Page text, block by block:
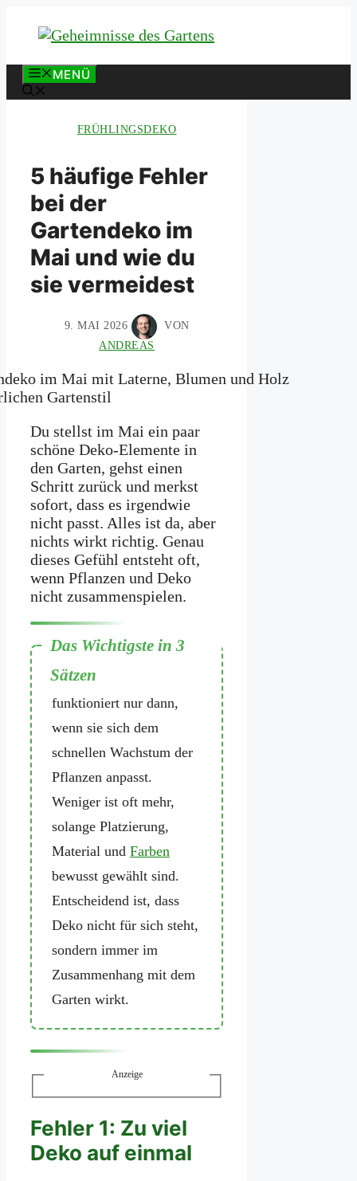
Inhalt
MENÜ
FRÜHLINGSDEKO
5 häufige Fehler
bei der
Gartendeko im
Mai und wie du
sie vermeidest
9. MAI 2026
VON
ANDREAS
Du stellst im Mai ein paar
schöne Deko-Elemente in
den Garten, gehst einen
Schritt zurück und merkst
sofort, dass es irgendwie
nicht passt. Alles ist da, aber
nichts wirkt richtig. Genau
dieses Gefühl entsteht oft,
wenn Pflanzen und Deko
nicht zusammenspielen.
Gartendeko im Mai
funktioniert nur dann,
wenn sie sich dem
schnellen Wachstum der
Pflanzen anpasst.
Weniger ist oft mehr,
solange Platzierung,
Material und Farben
bewusst gewählt sind.
Entscheidend ist, dass
Deko nicht für sich steht,
sondern immer im
Zusammenhang mit dem
Garten wirkt.
Anzeige
Fehler 1: Zu viel
Deko auf einmal